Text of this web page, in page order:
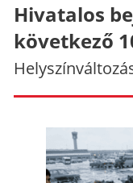
Hivatalos
következő